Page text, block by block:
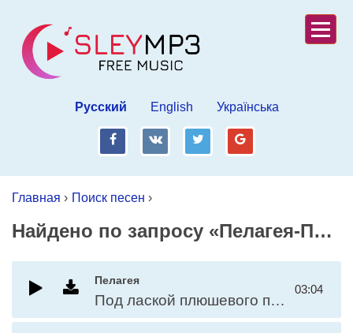
Русский English Українська
fb vk tw gp
Главная › Поиск песен ›
Найдено по запросу «Пелагея-Под лаской плюшевого пледа (из к/ф «Жестокий романс»)»
Пелагея
Под лаской плюшевого пледа (из к/ф «Жестокий романс»)
03:04